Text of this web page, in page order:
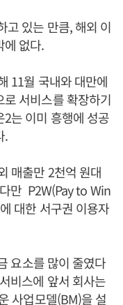
고 있는 만큼, 해외 이
에 없다.
11월 국내와 대만에
서비스를 확장하기
는 이미 흥행에 성공
.
매출만 2천억 원대
만 P2W(Pay to Win
대한 서구권 이용자
요소를 많이 줄였다
비스에 앞서 회사는
사업모델(BM)을 설